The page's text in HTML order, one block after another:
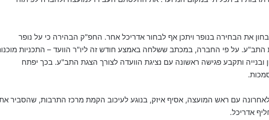
את הבחירה בנופר ויתכן אף לבחור אדריכל אחר. החפ"ק הבהירה כי על נופר
התב"ע. על פי החברה, במכתב ששלחה באמצע חודש זה ליו"ר הוועד – התכניות
ובנייה ותקבע פגישה ראשונה עם נציגת הוועדה לצורך הצגת התב"ע. בכך יפתח
עם ראש המועצה, אסיף איזק, בנוגע לעיכוב הקמת מרכז התרבות, שהסביר
אדריכל.